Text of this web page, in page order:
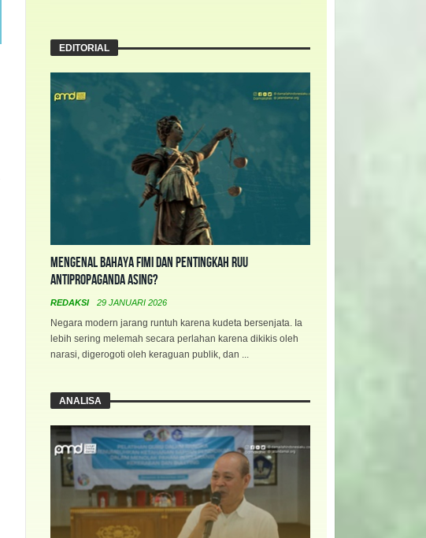
EDITORIAL
Mengenal Bahaya FIMI dan Pentingkah RUU
Antipropaganda Asing?
REDAKSI 29 JANUARI 2026
Negara modern jarang runtuh karena kudeta bersenjata. Ia
lebih sering melemah secara perlahan karena dikikis oleh
narasi, digerogoti oleh keraguan publik, dan ...
ANALISA